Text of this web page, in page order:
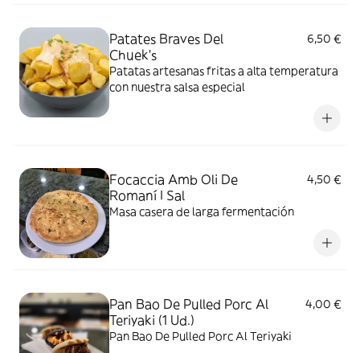
Patates Braves Del
Chuek's
6,50 €
Patatas artesanas fritas a alta temperatura
con nuestra salsa especial
Focaccia Amb Oli De
Romaní I Sal
4,50 €
Masa casera de larga fermentación
Pan Bao De Pulled Porc Al
Teriyaki (1 Ud.)
4,00 €
Pan Bao De Pulled Porc Al Teriyaki